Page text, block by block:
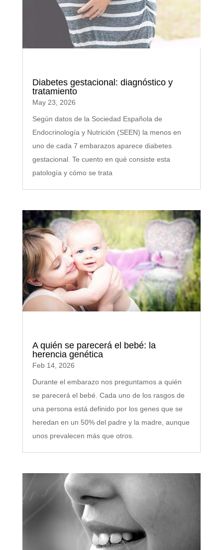
Diabetes gestacional: diagnóstico y
tratamiento
May 23, 2026
Según datos de la Sociedad Española de
Endocrinología y Nutrición (SEEN) la menos en
uno de cada 7 embarazos aparece diabetes
gestacional. Te cuento en qué consiste esta
patología y cómo se trata
A quién se parecerá el bebé: la
herencia genética
Feb 14, 2026
Durante el embarazo nos preguntamos a quién
se parecerá el bebé. Cada uno de los rasgos de
una persona está definido por los genes que se
heredan en un 50% del padre y la madre, aunque
unos prevalecen más que otros.